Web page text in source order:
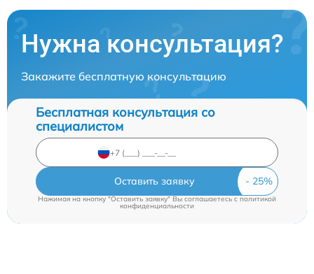
Нужна консультация?
Закажите бесплатную консультацию
Бесплатная консультация со
специалистом
Оставить заявку
Нажимая на кнопку "Оставить заявку" Вы соглашаетесь c политикой
конфиденциальности